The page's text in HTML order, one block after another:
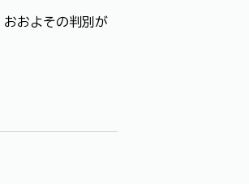
およその判別が